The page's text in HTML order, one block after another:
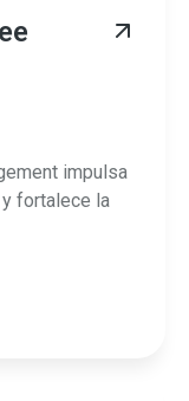
impulsa
y fortalece la